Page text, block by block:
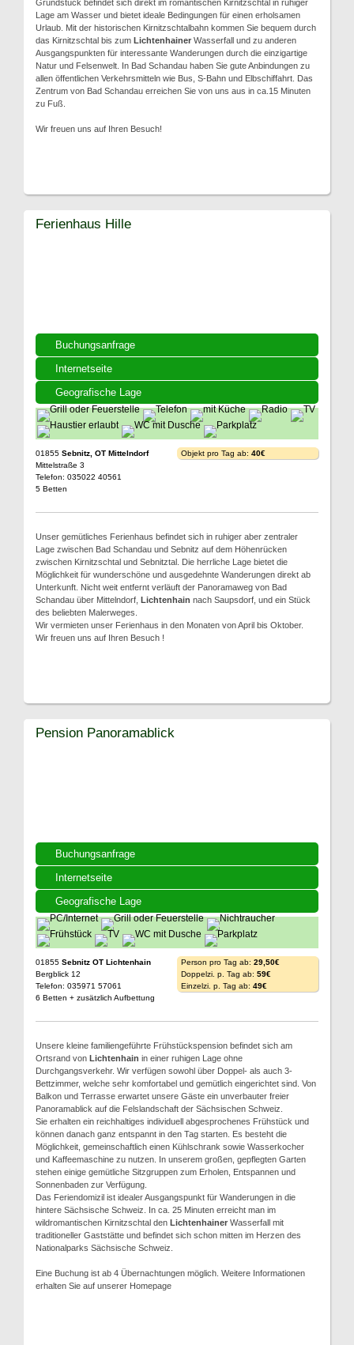
Grundstück befindet sich direkt im romantischen Kirnitzschtal in ruhiger
Lage am Wasser und bietet ideale Bedingungen für einen erholsamen
Urlaub. Mit der historischen Kirnitzschtalbahn kommen Sie bequem durch
das Kirnitzschtal bis zum Lichtenhainer Wasserfall und zu anderen
Ausgangspunkten für interessante Wanderungen durch die einzigartige
Natur und Felsenwelt. In Bad Schandau haben Sie gute Anbindungen zu
allen öffentlichen Verkehrsmitteln wie Bus, S-Bahn und Elbschiffahrt. Das
Zentrum von Bad Schandau erreichen Sie von uns aus in ca.15 Minuten
zu Fuß.
Wir freuen uns auf Ihren Besuch!
Buchungsanfrage
Internetseite
Geografische Lage
Ferienhaus Hille
01855 Sebnitz, OT Mittelndorf
Mittelstraße 3
Telefon: 035022 40561
5 Betten
Objekt pro Tag ab: 40€
Unser gemütliches Ferienhaus befindet sich in ruhiger aber zentraler
Lage zwischen Bad Schandau und Sebnitz auf dem Höhenrücken
zwischen Kirnitzschtal und Sebnitztal. Die herrliche Lage bietet die
Möglichkeit für wunderschöne und ausgedehnte Wanderungen direkt ab
Unterkunft. Nicht weit entfernt verläuft der Panoramaweg von Bad
Schandau über Mittelndorf, Lichtenhain nach Saupsdorf, und ein Stück
des beliebten Malerweges.
Wir vermieten unser Ferienhaus in den Monaten von April bis Oktober.
Wir freuen uns auf Ihren Besuch !
Buchungsanfrage
Internetseite
Geografische Lage
Pension Panoramablick
01855 Sebnitz OT Lichtenhain
Bergblick 12
Telefon: 035971 57061
6 Betten + zusätzlich Aufbettung
Person pro Tag ab: 29,50€
Doppelzi. p. Tag ab: 59€
Einzelzi. p. Tag ab: 49€
Unsere kleine familiengeführte Frühstückspension befindet sich am
Ortsrand von Lichtenhain in einer ruhigen Lage ohne
Durchgangsverkehr. Wir verfügen sowohl über Doppel- als auch 3-
Bettzimmer, welche sehr komfortabel und gemütlich eingerichtet sind. Von
Balkon und Terrasse erwartet unsere Gäste ein unverbauter freier
Panoramablick auf die Felslandschaft der Sächsischen Schweiz.
Sie erhalten ein reichhaltiges individuell abgesprochenes Frühstück und
können danach ganz entspannt in den Tag starten. Es besteht die
Möglichkeit, gemeinschaftlich einen Kühlschrank sowie Wasserkocher
und Kaffeemaschine zu nutzen. In unserem großen, gepflegten Garten
stehen einige gemütliche Sitzgruppen zum Erholen, Entspannen und
Sonnenbaden zur Verfügung.
Das Feriendomizil ist idealer Ausgangspunkt für Wanderungen in die
hintere Sächsische Schweiz. In ca. 25 Minuten erreicht man im
wildromantischen Kirnitzschtal den Lichtenhainer Wasserfall mit
traditioneller Gaststätte und befindet sich schon mitten im Herzen des
Nationalparks Sächsische Schweiz.
Eine Buchung ist ab 4 Übernachtungen möglich. Weitere Informationen
erhalten Sie auf unserer Homepage